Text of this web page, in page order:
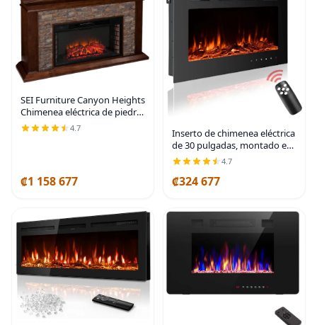
SEI Furniture Canyon Heights
Chimenea eléctrica de piedra
falsa apilada de 60", color
arce whisky
4.7
₡1 158 677
Inserto de chimenea eléctrica
de 30 pulgadas, montado en
la pared, 12 colores de llama,
control remoto,
temporizador | Recessed
4.7
₡324 677